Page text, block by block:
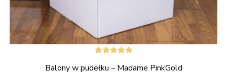
Balony w pudełku – Madame PinkGold